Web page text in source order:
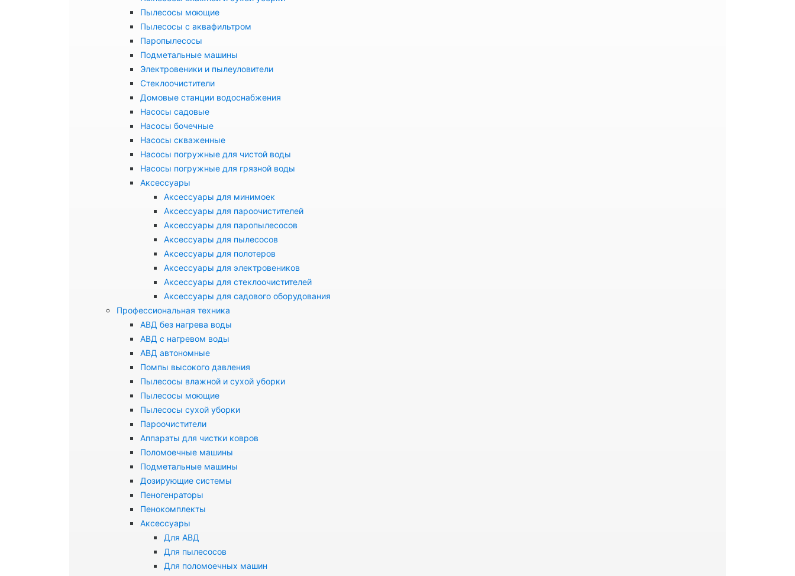
Пылесосы моющие
Пылесосы с аквафильтром
Паропылесосы
Подметальные машины
Электровеники и пылеуловители
Стеклоочистители
Домовые станции водоснабжения
Насосы садовые
Насосы бочечные
Насосы скваженные
Насосы погружные для чистой воды
Насосы погружные для грязной воды
Аксессуары
Аксессуары для минимоек
Аксессуары для пароочистителей
Аксессуары для паропылесосов
Аксессуары для пылесосов
Аксессуары для полотеров
Аксессуары для электровеников
Аксессуары для стеклоочистителей
Аксессуары для садового оборудования
Профессиональная техника
АВД без нагрева воды
АВД с нагревом воды
АВД автономные
Помпы высокого давления
Пылесосы влажной и сухой уборки
Пылесосы моющие
Пылесосы сухой уборки
Пароочистители
Аппараты для чистки ковров
Поломоечные машины
Подметальные машины
Дозирующие системы
Пеногенраторы
Пенокомплекты
Аксессуары
Для АВД
Для пылесосов
Для поломоечных машин